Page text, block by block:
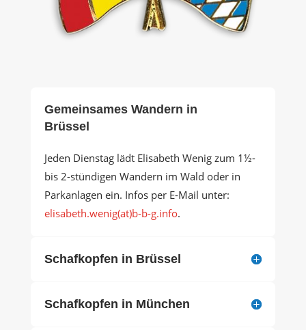
Gemeinsames Wandern in
Brüssel
Jeden Dienstag lädt Elisabeth Wenig zum 1½-
bis 2-stündigen Wandern im Wald oder in
Parkanlagen ein. Infos per E-Mail unter:
elisabeth.wenig(at)b-b-g.info.
Schafkopfen in Brüssel
Schafkopfen in München